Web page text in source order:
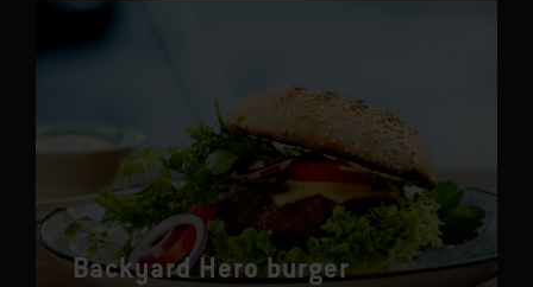
Backyard Hero burger